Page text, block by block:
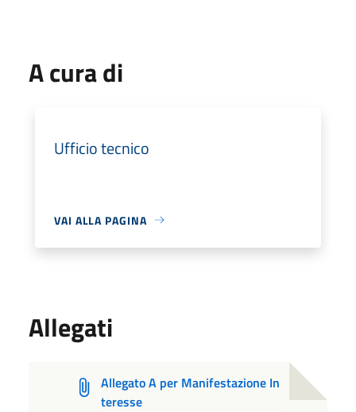
A cura di
Ufficio tecnico
VAI ALLA PAGINA
Allegati
Allegato A per Manifestazione In
teresse